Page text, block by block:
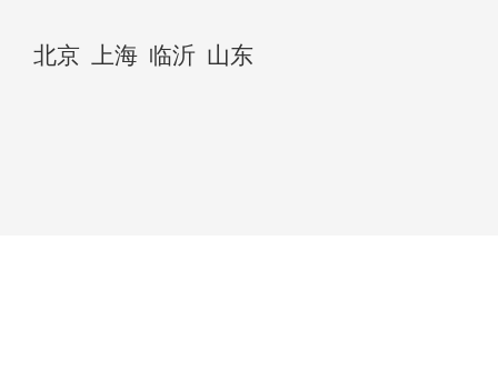
北京 上海 临沂 山东